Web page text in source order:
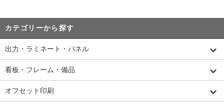
カテゴリーから探す
出力・ラミネート・パネル
看板・フレーム・備品
オフセット印刷